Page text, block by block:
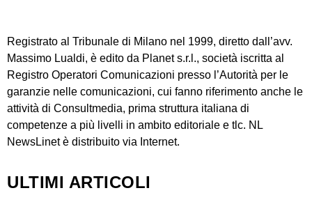
Registrato al Tribunale di Milano nel 1999, diretto dall’avv.
Massimo Lualdi, è edito da Planet s.r.l., società iscritta al
Registro Operatori Comunicazioni presso l’Autorità per le
garanzie nelle comunicazioni, cui fanno riferimento anche le
attività di Consultmedia, prima struttura italiana di
competenze a più livelli in ambito editoriale e tlc. NL
NewsLinet è distribuito via Internet.
ULTIMI ARTICOLI